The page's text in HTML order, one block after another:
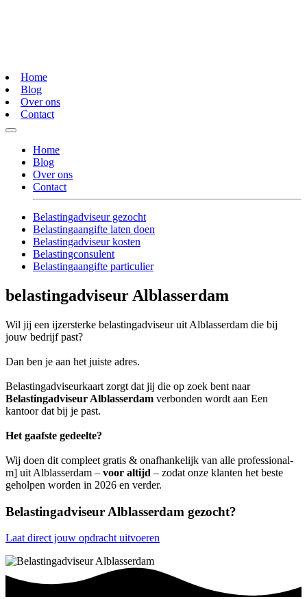
Home
Blog
Over ons
Contact
Home
Blog
Over ons
Contact
Belastingadviseur gezocht
Belastingaangifte laten doen
Belastingadviseur kosten
Belastingconsulent
Belastingaangifte particulier
belastingadviseur Alblasserdam
Wil jij een ijzersterke belastingadviseur uit Alblasserdam die bij
jouw bedrijf past?
Dan ben je aan het juiste adres.
Belastingadviseurkaart zorgt dat jij die op zoek bent naar
Belastingadviseur Alblasserdam verbonden wordt aan Een
kantoor dat bij je past.
Het gaafste gedeelte?
Wij doen dit compleet gratis & onafhankelijk van alle professional-
m] uit Alblasserdam – voor altijd – zodat onze klanten het beste
geholpen worden in 2026 en verder.
Belastingadviseur Alblasserdam gezocht?
Laat direct jouw opdracht uitvoeren